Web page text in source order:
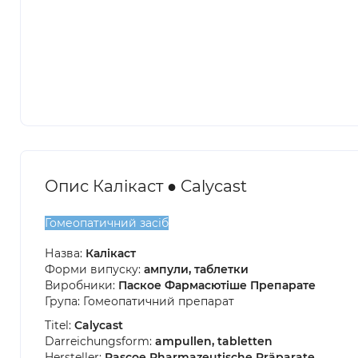
Опис Калікаст ● Calycast
Гомеопатичний засіб
Назва: Калікаст
Форми випуску: ампули, таблетки
Виробники: Паское Фармасютіше Препарате
Група: Гомеопатичний препарат
Titel: Calycast
Darreichungsform: ampullen, tabletten